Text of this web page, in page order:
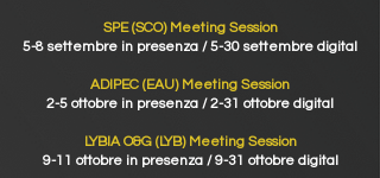
SPE (SCO) Meeting Session
5-8 settembre in presenza / 5-30 settembre digital
ADIPEC (EAU) Meeting Session
2-5 ottobre in presenza / 2-31 ottobre digital
LYBIA O&G (LYB) Meeting Session
9-11 ottobre in presenza / 9-31 ottobre digital